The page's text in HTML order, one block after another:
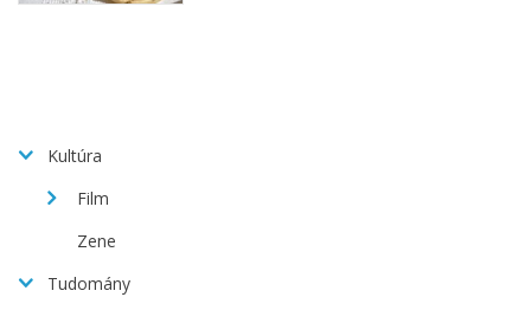
Kultúra
Film
Zene
Tudomány